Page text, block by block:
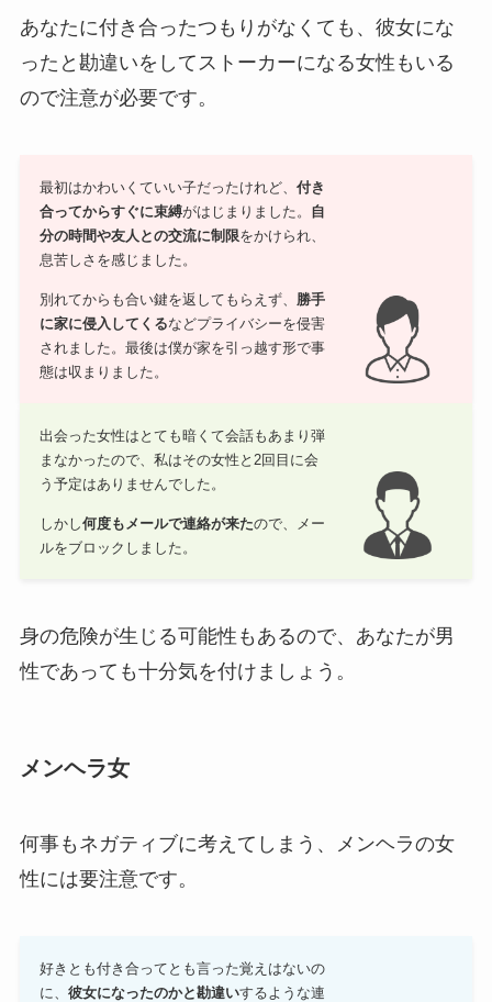
あなたに付き合ったつもりがなくても、彼女にな
ったと勘違いをしてストーカーになる女性もいる
ので注意が必要です。
最初はかわいくていい子だったけれど、 付き
合ってからすぐに束縛がはじまりました。
自
分の時間や友人との交流に制限をかけられ、
息苦しさを感じました。
別れてからも合い鍵を返してもらえず、 勝手
に家に侵入してくるなどプライバシーを侵害
されました。最後は僕が家を引っ越す形で事
態は収まりました。
出会った女性はとても暗くて会話もあまり弾
まなかったので、私はその女性と2回目に会
う予定はありませんでした。
しかし何度もメールで連絡が来たので、メー
ルをブロックしました。
身の危険が生じる可能性もあるので、あなたが男
性であっても十分気を付けましょう。
メンヘラ女
何事もネガティブに考えてしまう、メンヘラの女
性には要注意です。
好きとも付き合ってとも言った覚えはないの
に、 彼女になったのかと勘違いするような連